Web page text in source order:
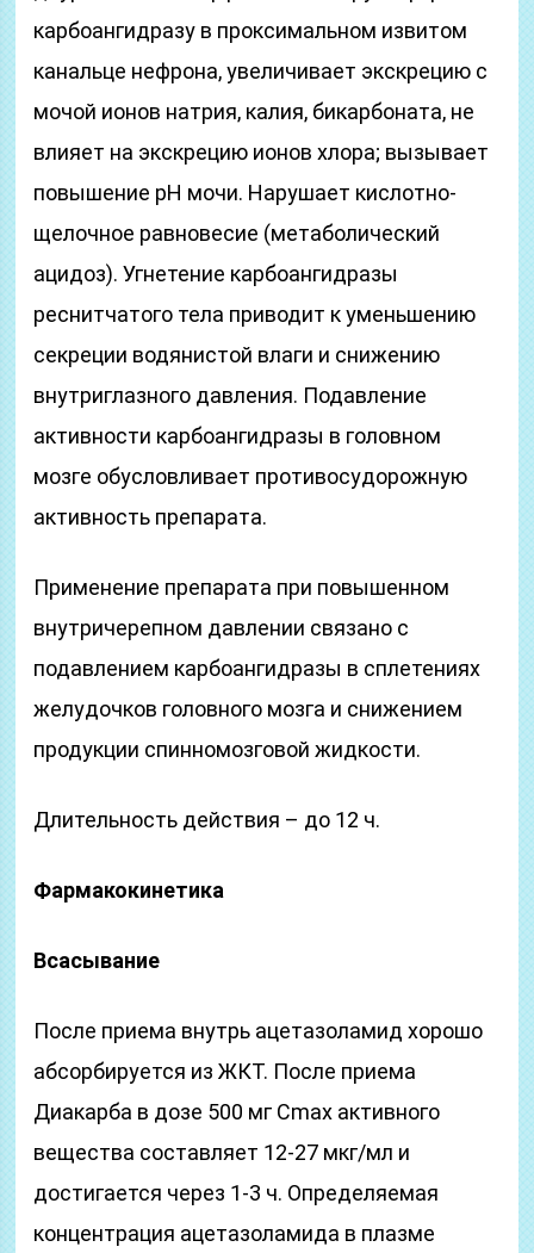
карбоангидразу в проксимальном извитом
канальце нефрона, увеличивает экскрецию с
мочой ионов натрия, калия, бикарбоната, не
влияет на экскрецию ионов хлора; вызывает
повышение рН мочи. Нарушает кислотно-
щелочное равновесие (метаболический
ацидоз). Угнетение карбоангидразы
реснитчатого тела приводит к уменьшению
секреции водянистой влаги и снижению
внутриглазного давления. Подавление
активности карбоангидразы в головном
мозге обусловливает противосудорожную
активность препарата.
Применение препарата при повышенном
внутричерепном давлении связано с
подавлением карбоангидразы в сплетениях
желудочков головного мозга и снижением
продукции спинномозговой жидкости.
Длительность действия – до 12 ч.
Фармакокинетика
Всасывание
После приема внутрь ацетазоламид хорошо
абсорбируется из ЖКТ. После приема
Диакарба в дозе 500 мг Cmax активного
вещества составляет 12-27 мкг/мл и
достигается через 1-3 ч. Определяемая
концентрация ацетазоламида в плазме